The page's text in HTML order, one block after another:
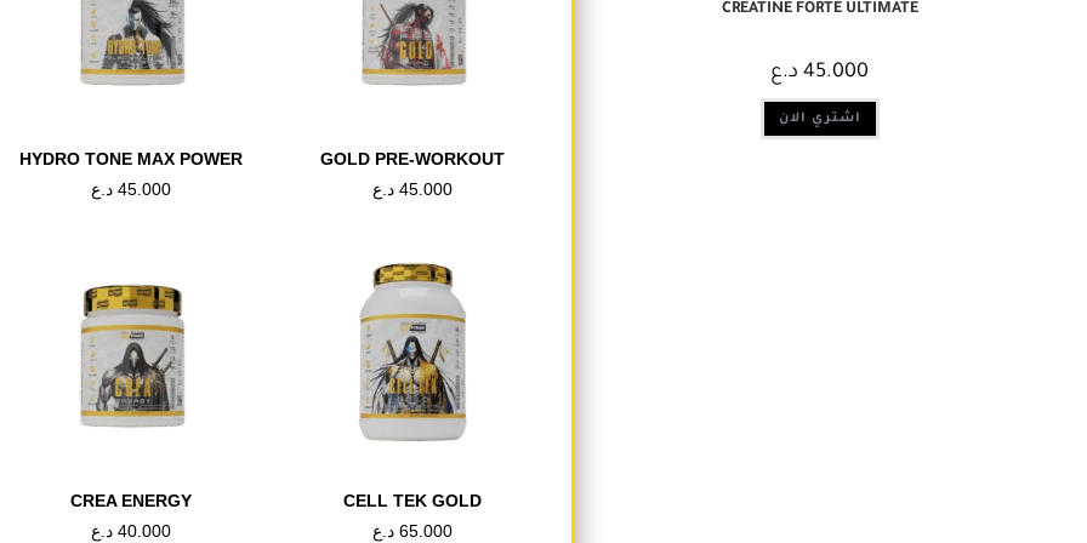
CREATINE FORTE ULTIMATE
45.000 د.ع
اشتري الان
HYDRO TONE MAX POWER
45.000 د.ع
GOLD PRE-WORKOUT
45.000 د.ع
CREA ENERGY
40.000 د.ع
CELL TEK GOLD
65.000 د.ع